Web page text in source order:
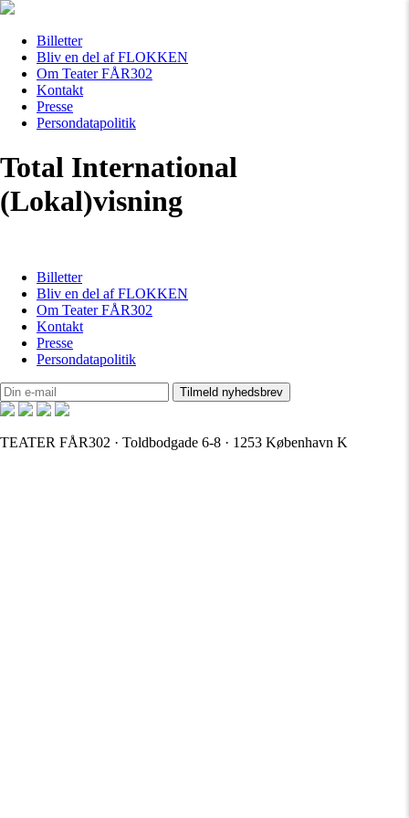
Billetter
Bliv en del af FLOKKEN
Om Teater FÅR302
Kontakt
Presse
Persondatapolitik
Total International
(Lokal)visning
Billetter
Bliv en del af FLOKKEN
Om Teater FÅR302
Kontakt
Presse
Persondatapolitik
TEATER FÅR302 · Toldbodgade 6-8 · 1253 København K